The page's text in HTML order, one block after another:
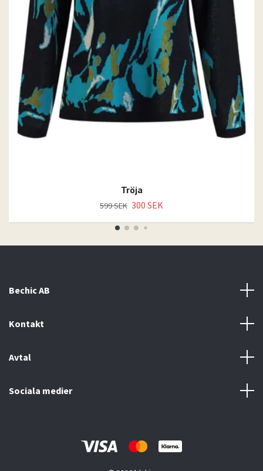
Tröja
599 SEK 300 SEK
Bechic AB
Kontakt
Avtal
Sociala medier